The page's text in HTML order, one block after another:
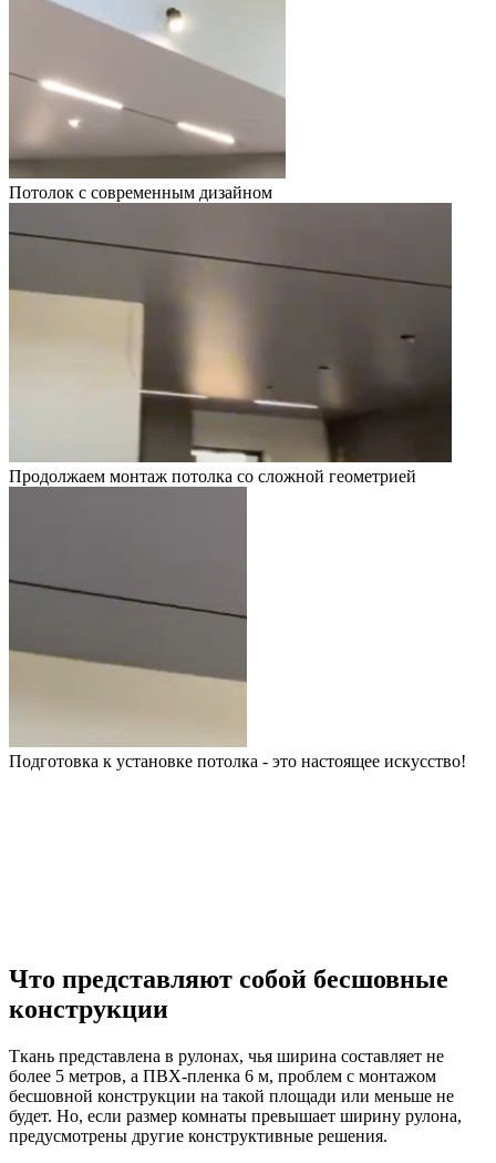
Потолок с современным дизайном
Продолжаем монтаж потолка со сложной геометрией
Подготовка к установке потолка - это настоящее искусство!
Что представляют собой бесшовные
конструкции
Ткань представлена в рулонах, чья ширина составляет не
более 5 метров, а ПВХ-пленка 6 м, проблем с монтажом
бесшовной конструкции на такой площади или меньше не
будет. Но, если размер комнаты превышает ширину рулона,
предусмотрены другие конструктивные решения.